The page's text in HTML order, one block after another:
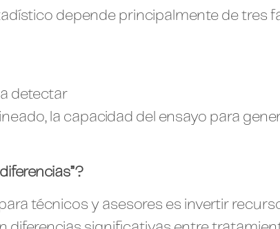
depende principalmente de tres
detectar
la capacidad del ensayo para
técnicos y asesores es invertir